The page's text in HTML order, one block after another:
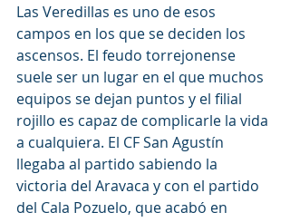
Las Veredillas es uno de esos
campos en los que se deciden los
ascensos. El feudo torrejonense
suele ser un lugar en el que muchos
equipos se dejan puntos y el filial
rojillo es capaz de complicarle la vida
a cualquiera. El CF San Agustín
llegaba al partido sabiendo la
victoria del Aravaca y con el partido
del Cala Pozuelo, que acabó en